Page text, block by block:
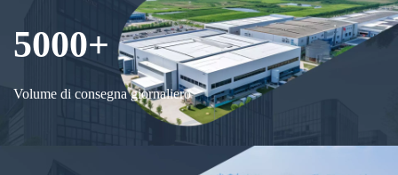
5000+
Volume di consegna giornaliero